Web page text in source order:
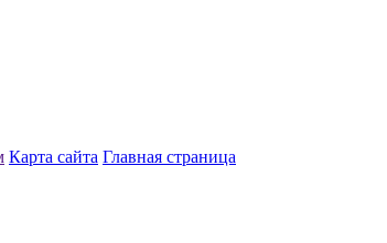
Карта сайта Главная страница